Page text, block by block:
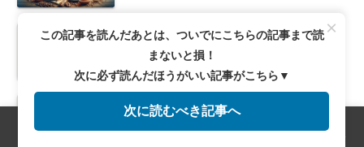
コーヒーの苦味を極める！自分好みの
一杯を見つける方法
新鮮なコーヒー豆を保つための最適保
存法とは？愛好者必見のポイント
サイドバー
×
この記事を読んだあとは、ついでにこちらの記事まで読
まないと損！
次に必ず読んだほうがいい記事がこちら▼
次に読むべき記事へ